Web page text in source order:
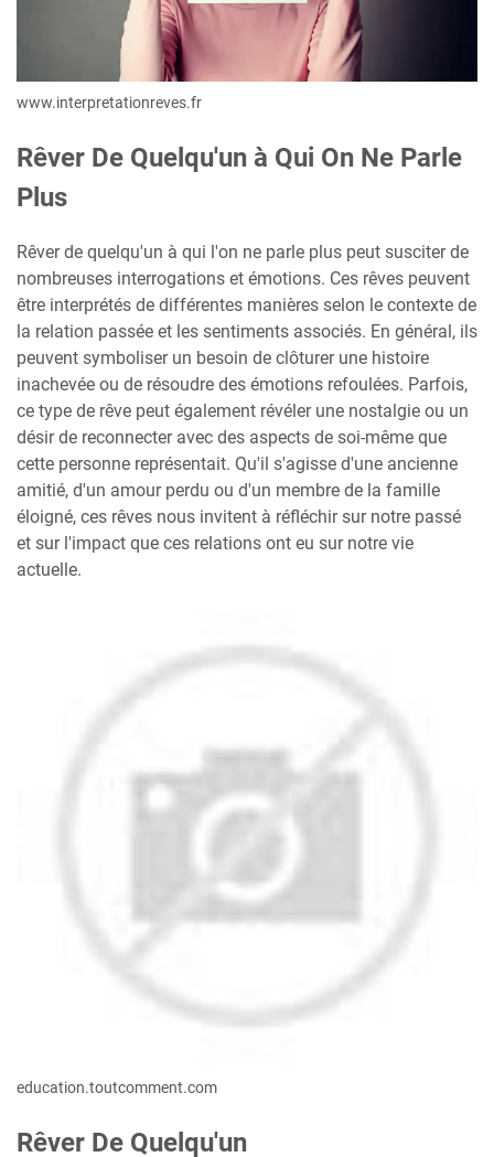
www.interpretationreves.fr
Rêver De Quelqu'un à Qui On Ne Parle
Plus
Rêver de quelqu'un à qui l'on ne parle plus peut susciter de
nombreuses interrogations et émotions. Ces rêves peuvent
être interprétés de différentes manières selon le contexte de
la relation passée et les sentiments associés. En général, ils
peuvent symboliser un besoin de clôturer une histoire
inachevée ou de résoudre des émotions refoulées. Parfois,
ce type de rêve peut également révéler une nostalgie ou un
désir de reconnecter avec des aspects de soi-même que
cette personne représentait. Qu'il s'agisse d'une ancienne
amitié, d'un amour perdu ou d'un membre de la famille
éloigné, ces rêves nous invitent à réfléchir sur notre passé
et sur l'impact que ces relations ont eu sur notre vie
actuelle.
education.toutcomment.com
Rêver De Quelqu'un